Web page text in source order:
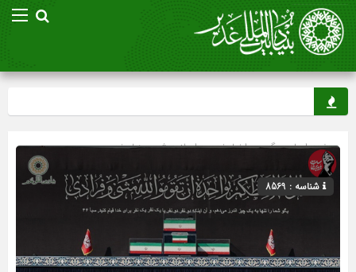
صفحه اصلی» گروه »اخبار غدیر»اسلاید شو»بنیاد غدیر
شناسه : 8569